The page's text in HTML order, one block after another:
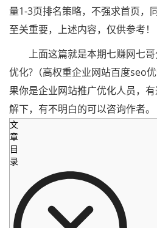
量1-3页排名策略，不强求首页，
至关重要，上述内容，仅供参考！
上面这篇就是本期七赚网七哥
优化?（高权重企业网站百度seo
果你是企业网站推广优化人员，
解下，有不明白的可以咨询作者。
文
章
目
录